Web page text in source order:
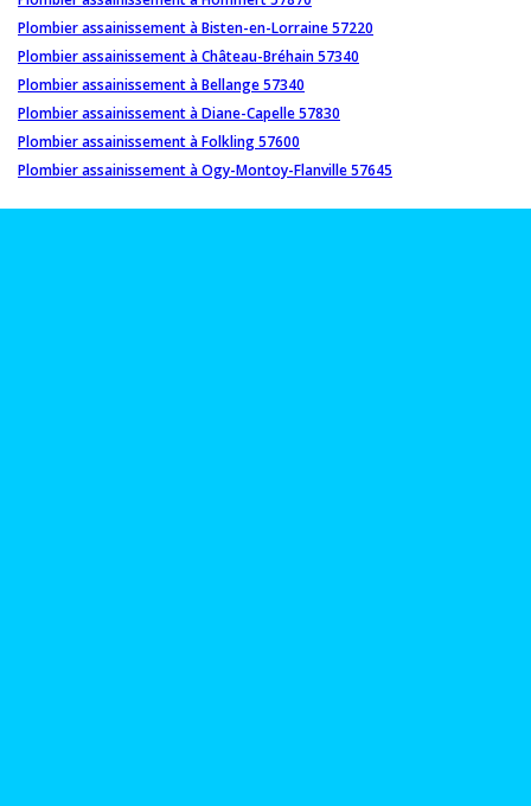
Plombier assainissement à Bisten-en-Lorraine 57220
Plombier assainissement à Château-Bréhain 57340
Plombier assainissement à Bellange 57340
Plombier assainissement à Diane-Capelle 57830
Plombier assainissement à Folkling 57600
Plombier assainissement à Ogy-Montoy-Flanville 57645